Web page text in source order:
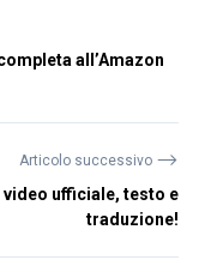
all’Amazon
Articolo successivo ⟶
ufficiale, testo e
traduzione!